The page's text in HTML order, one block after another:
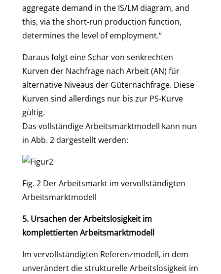
aggregate demand in the IS/LM diagram, and
this, via the short-run production function,
determines the level of employment.“
Daraus folgt eine Schar von senkrechten
Kurven der Nachfrage nach Arbeit (AN) für
alternative Niveaus der Güternachfrage. Diese
Kurven sind allerdings nur bis zur PS-Kurve
gültig.
Das vollständige Arbeitsmarktmodell kann nun
in Abb. 2 dargestellt werden:
Fig. 2 Der Arbeitsmarkt im vervollständigten
Arbeitsmarktmodell
5. Ursachen der Arbeitslosigkeit im
komplettierten Arbeitsmarktmodell
Im vervollständigten Referenzmodell, in dem
unverändert die strukturelle Arbeitslosigkeit im